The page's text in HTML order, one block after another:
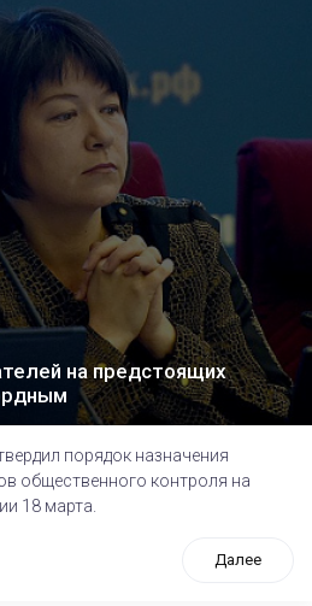
на предстоящих
порядок назначения
общественного контроля на
18 марта.
Далее